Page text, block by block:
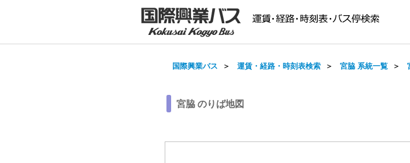
国際興業バス ＞ 運賃・経路・時刻表検索 ＞ 宮脇 系統一覧 ＞
宮脇 のりば地図